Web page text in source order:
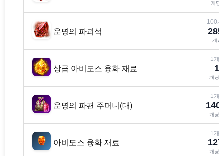
개
운명의 파괴석
100
개
상급 아비도스 융화 재료
1
개
운명의 파편 주머니(대)
1
개
아비도스 융화 재료
1
개